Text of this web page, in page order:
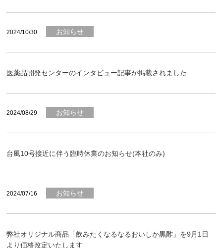
2024/10/30 お知らせ
医薬品開発センターのインタビュー記事が掲載されました
2024/08/29 お知らせ
台風10号接近に伴う臨時休業のお知らせ(本社のみ)
2024/07/16 お知らせ
弊社オリジナル商品「飲みたくなるなるおいしか黒酢」を9月1日
より価格改定いたします